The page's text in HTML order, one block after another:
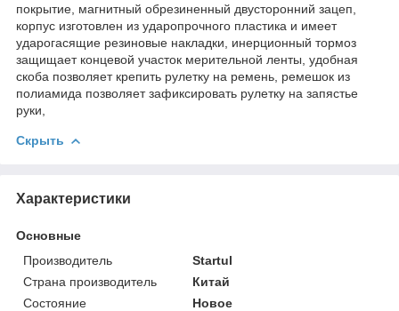
покрытие, магнитный обрезиненный двусторонний зацеп,
корпус изготовлен из ударопрочного пластика и имеет
ударогасящие резиновые накладки, инерционный тормоз
защищает концевой участок мерительной ленты, удобная
скоба позволяет крепить рулетку на ремень, ремешок из
полиамида позволяет зафиксировать рулетку на запястье
руки,
Скрыть
Характеристики
Основные
Производитель
Startul
Страна производитель
Китай
Состояние
Новое